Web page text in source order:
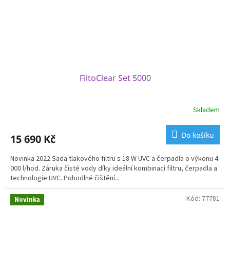
FiltoClear Set 5000
Skladem
15 690 Kč Do košíku
Novinka 2022 Sada tlakového filtru s 18 W UVC a čerpadla o výkonu 4
000 l/hod. Záruka čisté vody díky ideální kombinaci filtru, čerpadla a
technologie UVC. Pohodlné čištění...
Novinka Kód: 77781